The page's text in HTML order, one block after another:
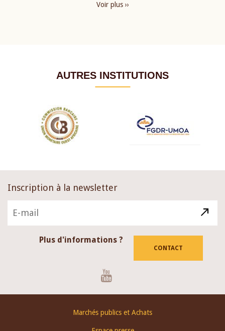
Voir plus ››
AUTRES INSTITUTIONS
Inscription à la newsletter
Plus d'informations ?
CONTACT
Marchés publics et Achats